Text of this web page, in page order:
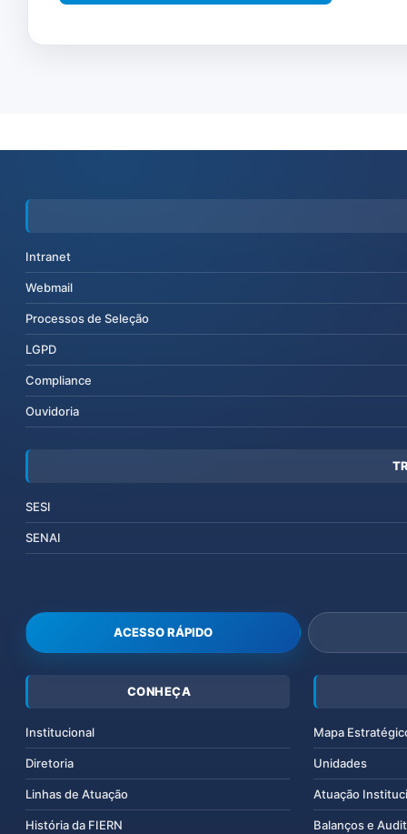
Intranet
Webmail
Processos de Seleção
LGPD
Compliance
Ouvidoria
SESI
SENAI
ACESSO RÁPIDO
CONHEÇA
Institucional
Diretoria
Linhas de Atuação
História da FIERN
Mapa
Unidades
Atuação
Balanços e